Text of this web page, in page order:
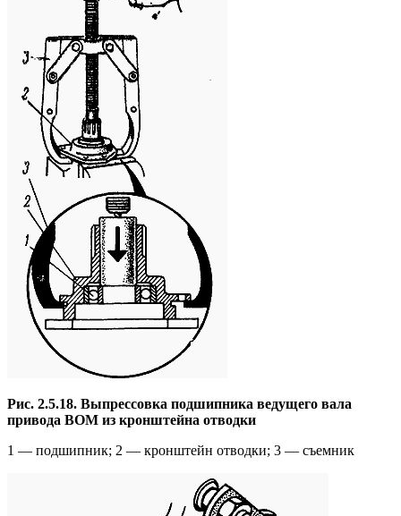
Рис. 2.5.18. Выпрессовка подшипника ведущего вала
привода ВОМ из кронштейна отводки
1 — подшипник; 2 — кронштейн отводки; 3 — съемник